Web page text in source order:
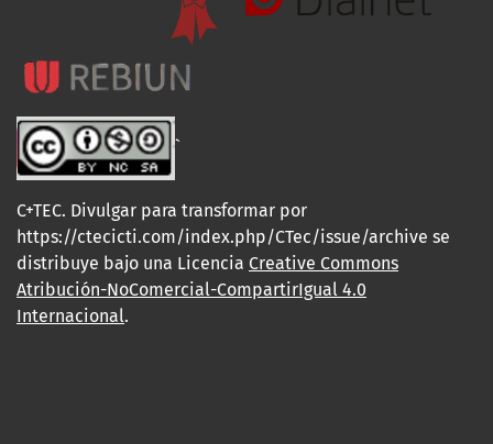
`
C+TEC. Divulgar para transformar por
https://ctecicti.com/index.php/CTec/issue/archive se
distribuye bajo una Licencia Creative Commons
Atribución-NoComercial-CompartirIgual 4.0
Internacional.